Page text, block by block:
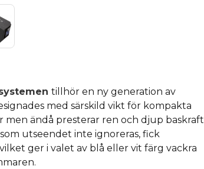
tillhör en ny generation av
med särskild vikt för kompakta
men ändå presterar ren och djup baskraft
utseendet inte ignoreras, fick
ger i valet av blå eller vit färg vackra